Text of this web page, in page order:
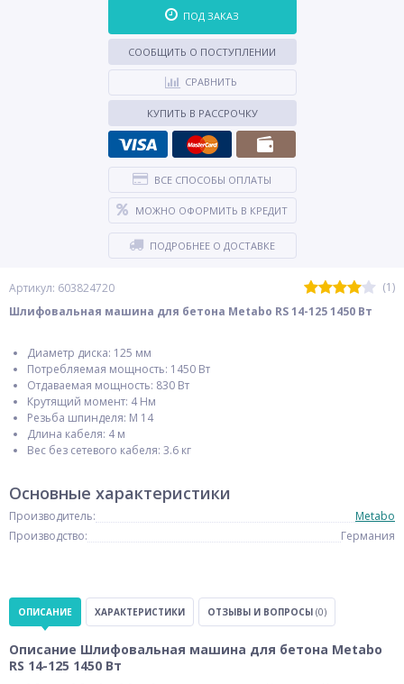
Артикул: 603824720
(1)
Шлифовальная машина для бетона Metabo RS 14-125 1450 Вт
Диаметр диска: 125 мм
Потребляемая мощность: 1450 Вт
Отдаваемая мощность: 830 Вт
Крутящий момент: 4 Нм
Резьба шпинделя: M 14
Длина кабеля: 4 м
Вес без сетевого кабеля: 3.6 кг
ПОД ЗАКАЗ
СООБЩИТЬ О ПОСТУПЛЕНИИ
СРАВНИТЬ
КУПИТЬ В РАССРОЧКУ
ВСЕ СПОСОБЫ ОПЛАТЫ
МОЖНО ОФОРМИТЬ В КРЕДИТ
ПОДРОБНЕЕ О ДОСТАВКЕ
Основные характеристики
Производитель:
Metabo
Производство:
Германия
ОПИСАНИЕ ХАРАКТЕРИСТИКИ ОТЗЫВЫ И ВОПРОСЫ (0)
Описание Шлифовальная машина для бетона Metabo
RS 14-125 1450 Вт